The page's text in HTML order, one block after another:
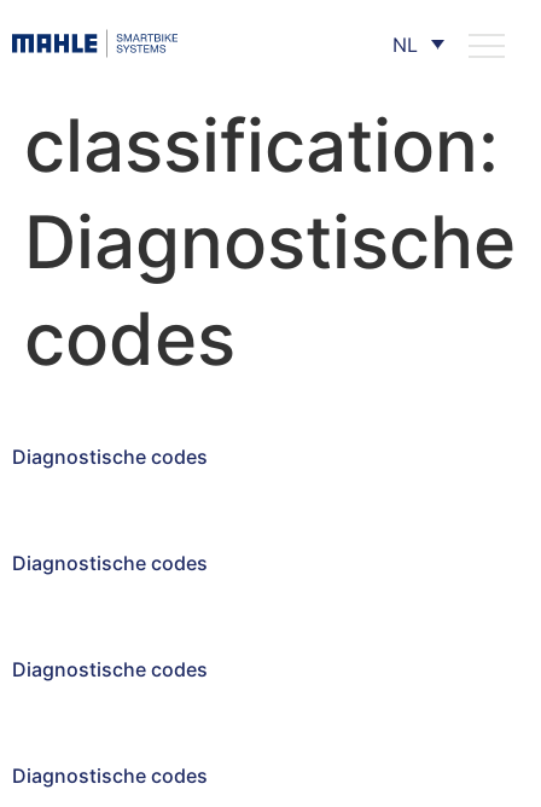
NL
classification:
Diagnostische
codes
Diagnostische codes
Diagnostische codes
Diagnostische codes
Diagnostische codes